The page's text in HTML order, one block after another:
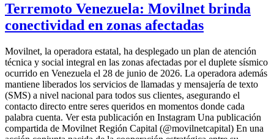
Terremoto Venezuela: Movilnet brinda
conectividad en zonas afectadas
Movilnet, la operadora estatal, ha desplegado un plan de atención
técnica y social integral en las zonas afectadas por el duplete sísmico
ocurrido en Venezuela el 28 de junio de 2026. La operadora además
mantiene liberados los servicios de llamadas y mensajería de texto
(SMS) a nivel nacional para todos sus clientes, asegurando el
contacto directo entre seres queridos en momentos donde cada
palabra cuenta. Ver esta publicación en Instagram Una publicación
compartida de Movilnet Región Capital (@movilnetcapital) En una